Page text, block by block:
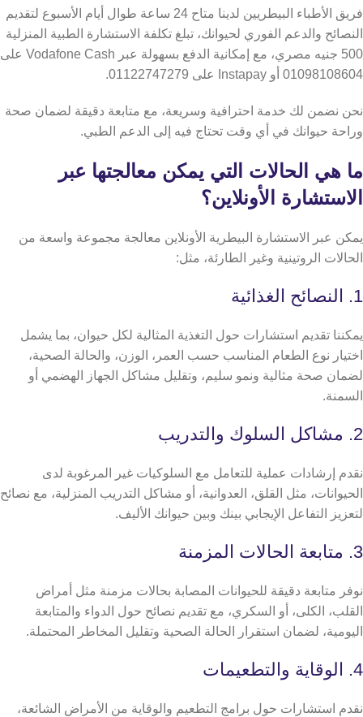
فريق الأطباء البيطريين لدينا متاح 24 ساعة طوال أيام الأسبوع لتقديم
النصائح والدعم الفوري لحيوانك، تبلغ تكلفة الاستشارة الطبية المنزلية
500 جنيه مصري، مع إمكانية الدفع بسهولة عبر Vodafone Cash على
01098108604 أو Instapay على 01122747279.
نحن نضمن لك خدمة احترافية وسريعة، مع متابعة دقيقة لضمان صحة
وراحة حيوانك في أي وقت تحتاج فيه إلى الدعم الطبي.
ما هي الحالات التي يمكن معالجتها عبر
الاستشارة الأونلاين؟
يمكن عبر الاستشارة البيطرية الأونلاين معالجة مجموعة واسعة من
الحالات الروتينية وغير الطارئة، مثل:
1. النصائح الغذائية
يمكننا تقديم استشارات حول التغذية المثالية لكل حيوان، بما يشمل
اختيار نوع الطعام المناسب حسب العمر، الوزن، والحالة الصحية،
لضمان صحة مثالية ونمو سليم، وتقليل مشاكل الجهاز الهضمي أو
السمنة.
2. مشاكل السلوك والتدريب
نقدم إرشادات عملية للتعامل مع السلوكيات غير المرغوبة لدى
الحيوانات، مثل القلق، العدوانية، أو مشاكل التدريب المنزلية، مع نصائح
لتعزيز التفاعل الإيجابي بينك وبين حيوانك الأليف.
3. متابعة الحالات المزمنة
نوفر متابعة دقيقة للحيوانات المصابة بحالات مزمنة مثل أمراض
القلب، الكلى، أو السكري، مع تقديم نصائح حول الدواء والمتابعة
اليومية، لضمان استقرار الحالة الصحية وتقليل المخاطر المحتملة.
4. الوقاية والتطعيمات
نقدم استشارات حول برامج التطعيم والوقاية من الأمراض الشائعة،